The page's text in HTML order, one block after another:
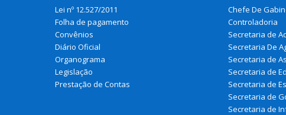
Lei nº 12.527/2011
Folha de pagamento
Convênios
Diário Oficial
Organograma
Legislação
Prestação de Contas
Chefe De
Controladoria
Secretaria de
Secretaria De
Secretaria de
Secretaria de
Secretaria de
Secretaria de
Secretaria de